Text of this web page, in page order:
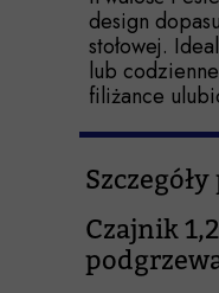
Czajnik
design
stołowej.
lub
filiżance